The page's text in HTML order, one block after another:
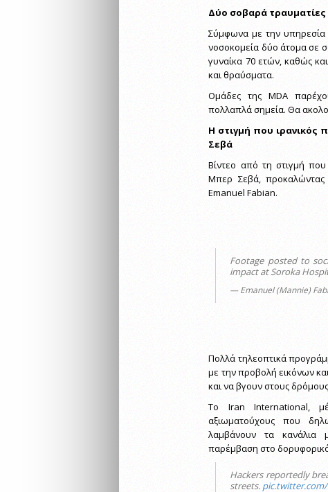
Δύο σοβαρά τραυματίες
Σύμφωνα με την υπηρεσία
νοσοκομεία δύο άτομα σε
γυναίκα 70 ετών, καθώς
και θραύσματα.
Ομάδες της MDA
πολλαπλά σημεία. Θα
Η στιγμή που
Σεβά
Βίντεο από τη στιγμή
Μπερ Σεβά, προκαλώντας
Emanuel Fabian.
Footage posted to
impact at Soroka
— Emanuel (Mannie)
Πολλά τηλεοπτικά
με την προβολή εικόνων
και να βγουν στους
Το Iran International,
αξιωματούχους που
λαμβάνουν τα κανάλια
παρέμβαση στο
Hackers reportedly
streets.